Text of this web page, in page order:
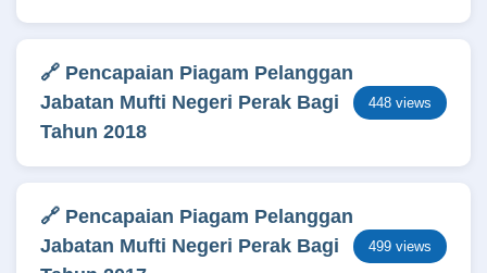
🔗 Pencapaian Piagam Pelanggan
Jabatan Mufti Negeri Perak Bagi
Tahun 2018
448 views
🔗 Pencapaian Piagam Pelanggan
Jabatan Mufti Negeri Perak Bagi
499 views